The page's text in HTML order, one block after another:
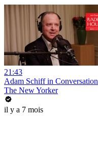
21:43
Adam Schiff in
The New Yorker
il y a 7 mois